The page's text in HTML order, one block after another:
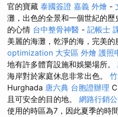
官的寶藏 泰國簽證 嘉義 外燴 -
灘，出色的全景和一個世紀的歷
的心情 台中整骨神醫 - 記帳士
美麗的海灘，乾淨的海，完美的
optimization 大安區 外燴 護照
地有許多體育設施和娛樂場所。
海岸對於家庭休息非常出色。
Hurghada 唐六典 台胞證辦理
且可安全的目的地。 網路行銷
使用的時區為7，因此夏季的時